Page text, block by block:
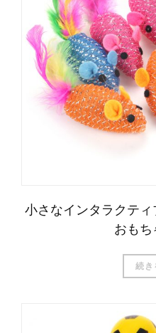
小さなインタラクテ
おもち
続き